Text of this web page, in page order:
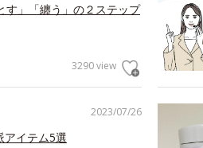
」「纏う」の２ステップ
3290 view
2023/07/26
アイテム5選